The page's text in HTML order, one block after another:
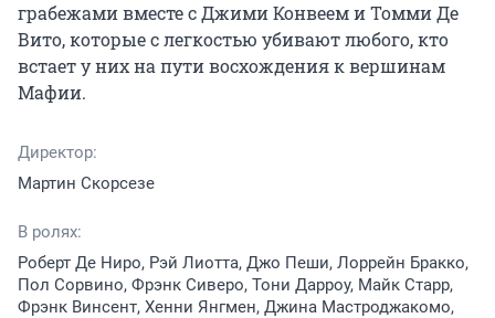
грабежами вместе с Джими Конвеем и Томми Де
Вито, которые с легкостью убивают любого, кто
встает у них на пути восхождения к вершинам
Мафии.
Директор:
Мартин Скорсезе
В ролях:
Роберт Де Ниро, Рэй Лиотта, Джо Пеши, Лоррейн Бракко,
Пол Сорвино, Фрэнк Сиверо, Тони Дарроу, Майк Старр,
Фрэнк Винсент, Хенни Янгмен, Джина Мастроджакомо,